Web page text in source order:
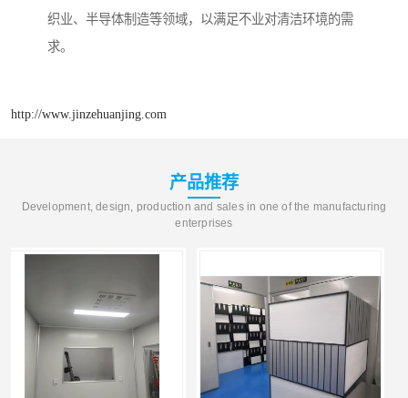
织业、半导体制造等领域，以满足不业对清洁环境的需
求。
http://www.jinzehuanjing.com
产品推荐
Development, design, production and sales in one of the manufacturing
enterprises